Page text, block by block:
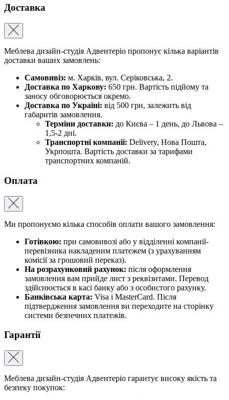
Доставка
Меблева дизайн-студія Адвентеріо пропонує кілька варіантів
доставки ваших замовлень:
Самовивіз: м. Харків, вул. Серіковська, 2.
Доставка по Харкову: 650 грн. Вартість підйому та
заносу обговорюється окремо.
Доставка по Україні: від 500 грн, залежить від
габаритів замовлення.
Терміни доставки: до Києва – 1 день, до Львова –
1,5-2 дні.
Транспортні компанії: Delivery, Нова Пошта,
Укрпошта. Вартість доставки за тарифами
транспортних компаній.
Оплата
Ми пропонуємо кілька способів оплати вашого замовлення:
Готівкою: при самовивозі або у відділенні компанії-
перевізника накладеним платежем (з урахуванням
комісії за грошовий переказ).
На розрахунковий рахунок: після оформлення
замовлення вам прийде лист з реквізитами. Перевод
здійснюється в касі банку або з особистого рахунку.
Банківська карта: Visa і MasterCard. Після
підтвердження замовлення ви переходите на сторінку
системи безпечних платежів.
Гарантії
Меблева дизайн-студія Адвентеріо гарантує високу якість та
безпеку покупок: